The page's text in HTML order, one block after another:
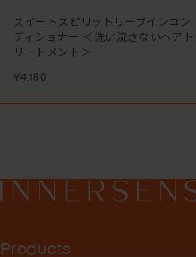
スイートスピリットリーブインコン
ディショナー ＜洗い流さないヘアト
リートメント＞
¥4,180
Products